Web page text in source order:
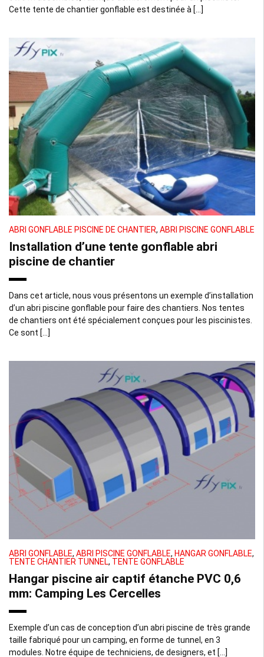
Cette tente de chantier gonflable est destinée à […]
ABRI GONFLABLE PISCINE DE CHANTIER, ABRI PISCINE GONFLABLE
Installation d’une tente gonflable abri
piscine de chantier
Dans cet article, nous vous présentons un exemple d’installation
d’un abri piscine gonflable pour faire des chantiers. Nos tentes
de chantiers ont été spécialement conçues pour les piscinistes.
Ce sont […]
ABRI GONFLABLE, ABRI PISCINE GONFLABLE, HANGAR GONFLABLE,
TENTE CHANTIER TUNNEL, TENTE GONFLABLE
Hangar piscine air captif étanche PVC 0,6
mm: Camping Les Cercelles
Exemple d’un cas de conception d’un abri piscine de très grande
taille fabriqué pour un camping, en forme de tunnel, en 3
modules. Notre équipe de techniciens, de designers, et […]